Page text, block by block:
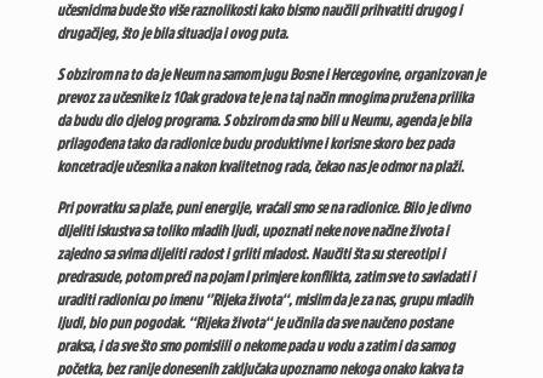
učesnicima bude što više raznolikosti kako bismo naučili prihvatiti drugog i
drugačijeg, što je bila situacija i ovog puta.
S obzirom na to da je Neum na samom jugu Bosne i Hercegovine, organizovan je
prevoz za učesnike iz 10ak gradova te je na taj način mnogima pružena prilika
da budu dio cijelog programa. S obzirom da smo bili u Neumu, agenda je bila
prilagođena tako da radionice budu produktivne i korisne skoro bez pada
koncetracije učesnika a nakon kvalitetnog rada, čekao nas je odmor na plaži.
Pri povratku sa plaže, puni energije, vraćali smo se na radionice. Bilo je divno
dijeliti iskustva sa toliko mladih ljudi, upoznati neke nove načine života i
zajedno sa svima dijeliti radost i grliti mladost. Naučiti šta su stereotipi i
predrasude, potom preći na pojam I primjere konflikta, zatim sve to savladati i
uraditi radionicu po imenu ‘’Rijeka života‘‘, mislim da je za nas, grupu mladih
ljudi, bio pun pogodak. ‘‘Rijeka života‘‘ je učinila da sve naučeno postane
praksa, i da sve što smo pomislili o nekome pada u vodu a zatim i da samog
početka, bez ranije donesenih zaključaka upoznamo nekoga onako kakva ta